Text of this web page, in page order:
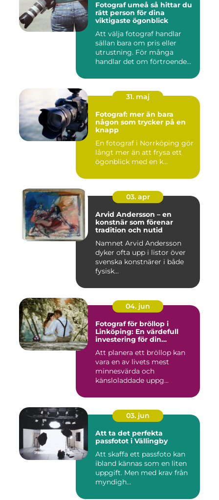
Fotograf umeå så hittar du
rätt person för dina
viktigaste ögonblick
Att välja fotograf handlar
sällan bara om pris eller
utrustning. För många
handlar det om förtroende...
31. maj
Fotograf: mer än bara
någon som trycker på en
knapp
En fotograf i Norrköping gör
långt mer än att frysa ett
ögonblick med en k...
03. apr
Arvid Andersson – en
konstnär som förenar
tradition och nutid
Namnet Arvid Andersson
dyker ofta upp i listor över
svenska konstnärer i både
fysisk...
04. jun
Fotograf för bröllop i
Linköping: En värdefull
investering för din
Att planera ett bröllop kan
vara en av livets mest
minnesvärda och
känsloladdade uppg...
03. jun
Att ta det perfekta
passfotot i Vällingby
Att skaffa ett passfoto kan
ibland kännas som en liten
uppgift. Men med krav från
myndigh...